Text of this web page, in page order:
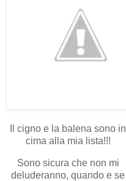
Il cigno e la balena sono in
cima alla mia lista!!!
Sono sicura che non mi
deluderanno, quando e se